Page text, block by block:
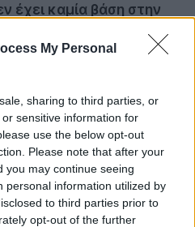
My Personal
sharing to third parties, or
sensitive information for
use the below opt-out
Please note that after your
you may continue seeing
personal information utilized by
to third parties prior to
opt-out of the further
έχει καμία βάση στην
να φουσκώσει το κοινό,
δουλειά που γίνεται
όταν ο CEO της
της Τεχνητής
μια ευρεία πρόβλεψη
ακόμη και αν αυτό